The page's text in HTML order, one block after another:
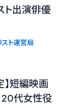
ト出演俳優
スト運営局
】短編映画
20代女性役